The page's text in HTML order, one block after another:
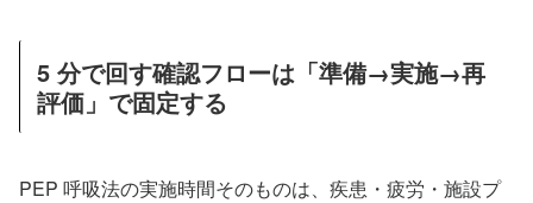
5 分で回す確認フローは「準備→実施→再
評価」で固定する
PEP 呼吸法の実施時間そのものは、疾患・疲労・施設プ